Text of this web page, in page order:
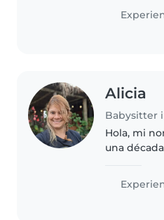
cuanto a
entretenimiento,
lo que se
Alicia
Babysitter
Hola, mi
una
juegos,
tareas